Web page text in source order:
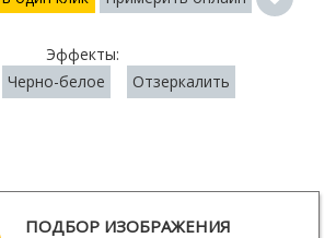
Эффекты:
Черно-белое Отзеркалить
ПОДБОР ИЗОБРАЖЕНИЯ